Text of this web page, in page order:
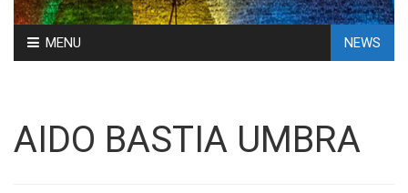
Skip
to
MENU NEWS
AIDO BASTIA UMBRA